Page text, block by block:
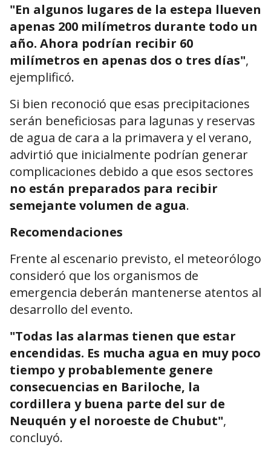
"En algunos lugares de la estepa llueven
apenas 200 milímetros durante todo un
año. Ahora podrían recibir 60
milímetros en apenas dos o tres días",
ejemplificó.
Si bien reconoció que esas precipitaciones
serán beneficiosas para lagunas y reservas
de agua de cara a la primavera y el verano,
advirtió que inicialmente podrían generar
complicaciones debido a que esos sectores
no están preparados para recibir
semejante volumen de agua.
Recomendaciones
Frente al escenario previsto, el meteorólogo
consideró que los organismos de
emergencia deberán mantenerse atentos al
desarrollo del evento.
"Todas las alarmas tienen que estar
encendidas. Es mucha agua en muy poco
tiempo y probablemente genere
consecuencias en Bariloche, la
cordillera y buena parte del sur de
Neuquén y el noroeste de Chubut",
concluyó.